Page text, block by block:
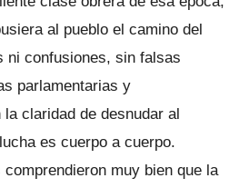
al pueblo el camino del
ni confusiones, sin falsas
parlamentarias y
claridad de desnudar al
es cuerpo a cuerpo.
muy bien que la